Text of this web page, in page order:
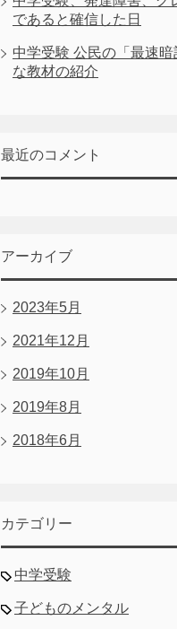
であると確信した日
中学受験 公民の「最速
な教材の紹介
最近のコメント
アーカイブ
2023年5月
2021年12月
2019年10月
2019年8月
2018年6月
カテゴリー
中学受験
子どものメンタル